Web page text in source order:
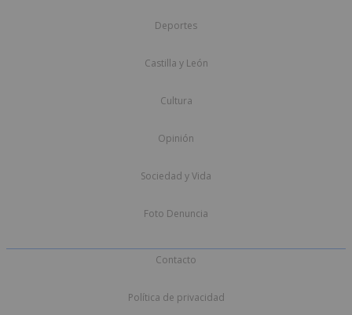
Deportes
Castilla y León
Cultura
Opinión
Sociedad y Vida
Foto Denuncia
Contacto
Política de privacidad